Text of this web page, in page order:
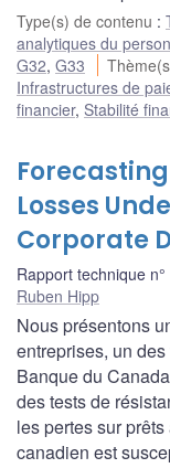
Type(s) de contenu :
analytiques du
G32, G33
Infrastructures de
financier, Stabilité
Losses
Corporate
Rapport technique n°
Ruben Hipp
Nous présentons
entreprises, un
Banque du
des tests de
les pertes sur
canadien est